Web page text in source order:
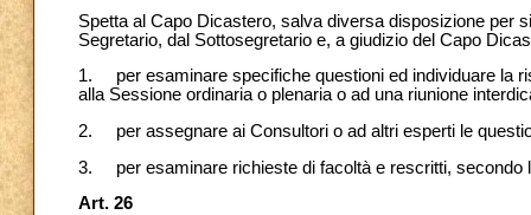
Spetta al Capo Dicastero, salva diversa disposizione per
Segretario, dal Sottosegretario e, a giudizio del Capo
1. per esaminare specifiche questioni ed individuare la
alla Sessione ordinaria o plenaria o ad una riunione
2. per assegnare ai Consultori o ad altri esperti le
3. per esaminare richieste di facoltà e rescritti, secondo
Art. 26